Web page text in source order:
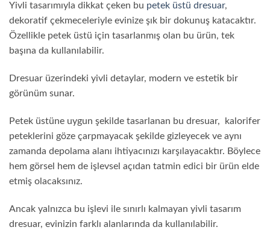
Yivli tasarımıyla dikkat çeken bu petek üstü dresuar,
dekoratif çekmeceleriyle evinize şık bir dokunuş katacaktır.
Özellikle petek üstü için tasarlanmış olan bu ürün, tek
başına da kullanılabilir.
Dresuar üzerindeki yivli detaylar, modern ve estetik bir
görünüm sunar.
Petek üstüne uygun şekilde tasarlanan bu dresuar, kalorifer
peteklerini göze çarpmayacak şekilde gizleyecek ve aynı
zamanda depolama alanı ihtiyacınızı karşılayacaktır. Böylece
hem görsel hem de işlevsel açıdan tatmin edici bir ürün elde
etmiş olacaksınız.
Ancak yalnızca bu işlevi ile sınırlı kalmayan yivli tasarım
dresuar, evinizin farklı alanlarında da kullanılabilir.